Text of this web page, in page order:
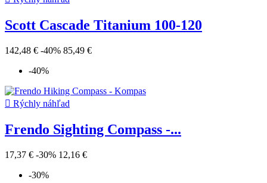
Scott Cascade Titanium 100-120
142,48 € -40% 85,49 €
-40%
 Rýchly náhľad
Frendo Sighting Compass -...
17,37 € -30% 12,16 €
-30%